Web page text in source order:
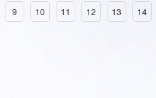
9 10 11 12 13 14